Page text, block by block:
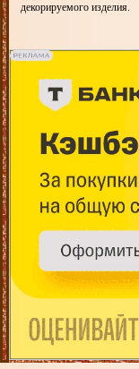
декорируемого изделия.